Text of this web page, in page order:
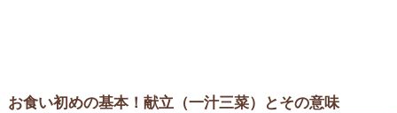
お食い初めの基本！献立（一汁三菜）とその意味